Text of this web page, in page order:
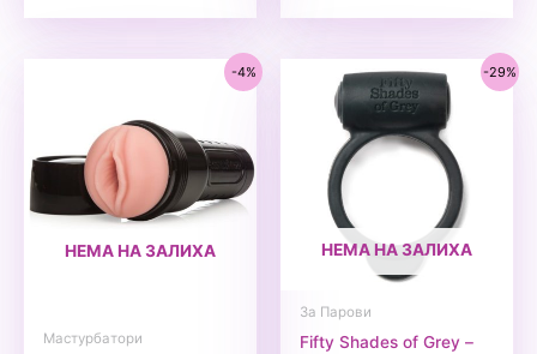
-4%
НЕМА НА ЗАЛИХА
Мастурбатори
-29%
НЕМА НА ЗАЛИХА
За Парови
Fifty Shades of Grey –